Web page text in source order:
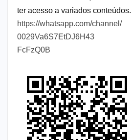
ter acesso a variados conteúdos.
https://whatsapp.com/channel/
0029Va6S7EtDJ6H43
FcFzQ0B